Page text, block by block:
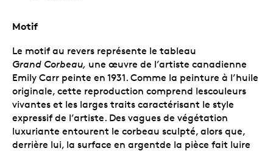
Motif
Le motif au revers représente le tableau
Grand Corbeau, une œuvre de l’artiste canadienne
Emily Carr peinte en 1931. Comme la peinture à l’huile
originale, cette reproduction comprend lescouleurs
vivantes et les larges traits caractérisant le style
expressif de l’artiste. Des vagues de végétation
luxuriante entourent le corbeau sculpté, alors que,
derrière lui, la surface en argentde la pièce fait luire